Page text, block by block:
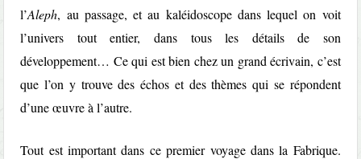
l’Aleph, au passage, et au kaléidoscope dans lequel on voit
l’univers tout entier, dans tous les détails de son
développement… Ce qui est bien chez un grand écrivain, c’est
que l’on y trouve des échos et des thèmes qui se répondent
d’une œuvre à l’autre.
Tout est important dans ce premier voyage dans la Fabrique.